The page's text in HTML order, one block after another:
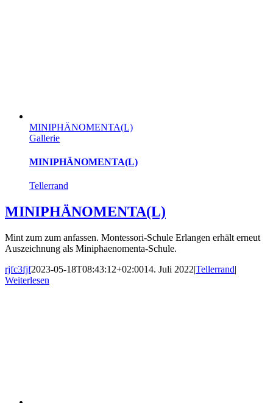
MINIPHÄNOMENTA(L)
Gallerie
MINIPHÄNOMENTA(L)
Tellerrand
MINIPHÄNOMENTA(L)
Mint zum zum anfassen. Montessori-Schule Erlangen erhält erneut
Auszeichnung als Miniphaenomenta-Schule.
rjfc3fjf2023-05-18T08:43:12+02:0014. Juli 2022|Tellerrand|
Weiterlesen